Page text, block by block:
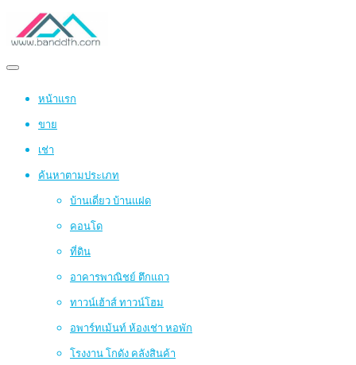
หน้าแรก
ขาย
เช่า
ค้นหาตามประเภท
บ้านเดี่ยว บ้านแฝด
คอนโด
ที่ดิน
อาคารพาณิชย์ ตึกแถว
ทาวน์เฮ้าส์ ทาวน์โฮม
อพาร์ทเม้นท์ ห้องเช่า หอพัก
โรงงาน โกดัง คลังสินค้า